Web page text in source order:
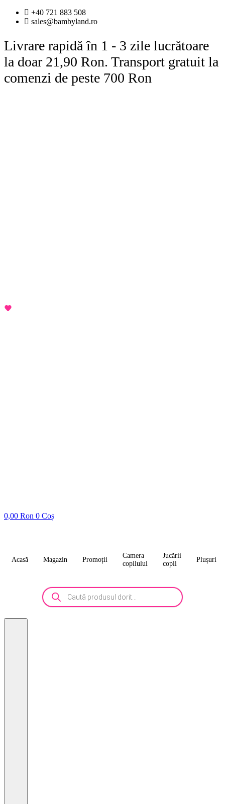
+40 721 883 508
sales@bambyland.ro
Livrare rapidă în 1 - 3 zile lucrătoare
la doar 21,90 Ron. Transport gratuit la
comenzi de peste 700 Ron
0,00 Ron 0 Coș
Acasă Magazin Promoții
Camera
copilului
Jucării
copii
Plușuri
Products
search